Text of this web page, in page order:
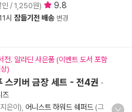
/ 1,250원) 9.8
시 잠들기전 배송 변경
전. 알라딘 사은품 (이벤트 도서 포함
)
스키버 금장 세트 - 전4권 -
즈
은이), 어니스트 하워드 쉐퍼드 (그